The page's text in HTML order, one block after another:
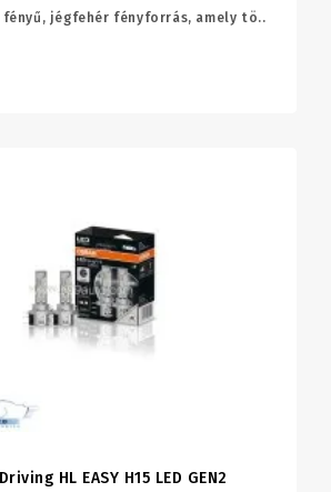
fényű, jégfehér fényforrás, amely tö..
HL EASY H15 LED GEN2